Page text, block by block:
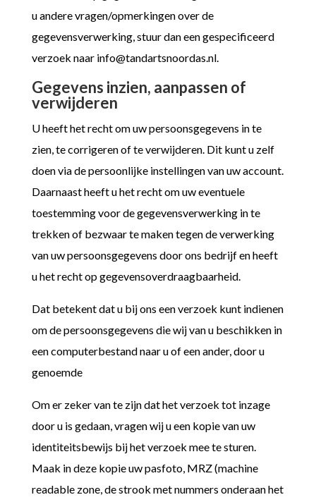
u andere vragen/opmerkingen over de
gegevensverwerking, stuur dan een gespecificeerd
verzoek naar info@tandartsnoordas.nl.
Gegevens inzien, aanpassen of
verwijderen
U heeft het recht om uw persoonsgegevens in te
zien, te corrigeren of te verwijderen. Dit kunt u zelf
doen via de persoonlijke instellingen van uw account.
Daarnaast heeft u het recht om uw eventuele
toestemming voor de gegevensverwerking in te
trekken of bezwaar te maken tegen de verwerking
van uw persoonsgegevens door ons bedrijf en heeft
u het recht op gegevensoverdraagbaarheid.
Dat betekent dat u bij ons een verzoek kunt indienen
om de persoonsgegevens die wij van u beschikken in
een computerbestand naar u of een ander, door u
genoemde
Om er zeker van te zijn dat het verzoek tot inzage
door u is gedaan, vragen wij u een kopie van uw
identiteitsbewijs bij het verzoek mee te sturen.
Maak in deze kopie uw pasfoto, MRZ (machine
readable zone, de strook met nummers onderaan het